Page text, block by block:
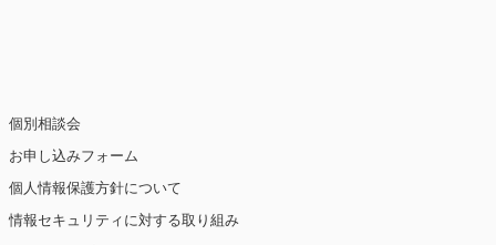
覧情報などをもとにユーザーの興味・関
個別相談会
お申し込みフォーム
個人情報保護方針について
情報セキュリティに対する取り組み